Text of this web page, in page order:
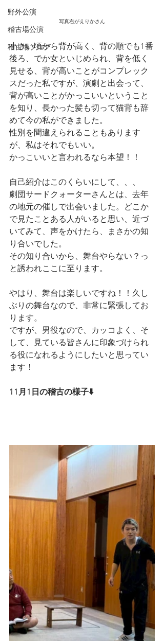
野外公演
稽古場公演
稽古場ブログ
写真右がえりかさん
小さい頃から背が高く、背の順でも1番
後ろ、でか女といじめられ、背を低く
見せる、背が高いことがコンプレック
スだった私ですが、演劇と出会って、
背が高いことがかっこいいということ
を知り、長かった髪も切って猫背も辞
めて今の私ができました。
性別を間違えられることもあります
が、私はそれでもいい。
かっこいいと言われるなら本望！！
自己紹介はこのくらいにして、、、
劇団サードクォーターさんとは、去年
の地元の催しで出会いました。どこか
で見たことある人がいると思い、近づ
いてみて、声をかけたら、まさかの知
り合いでした。
その知り合いから、舞台やらない？っ
と誘われここに至ります。
やはり、舞台は楽しいですね！！久し
ぶりの舞台なので、非常に緊張してお
ります。
ですが、男役なので、カッコよく、そ
して、見ている皆さんに印象づけられ
る役になれるようにしたいと思ってい
ます！
11月1日の稽古の様子⬇️